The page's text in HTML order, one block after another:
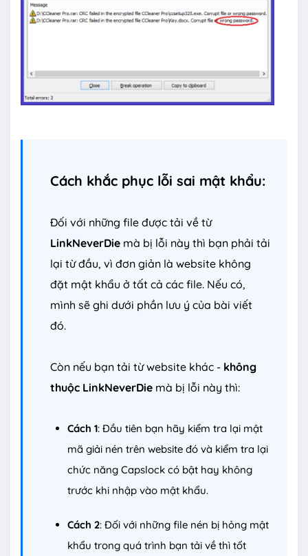
Cách khắc phục lỗi sai mật khẩu:
Đối với những file được tải về từ
LinkNeverDie mà bị lỗi này thì bạn phải tải
lại từ đầu, vì đơn giản là website không
đặt mật khẩu ở tất cả các file. Nếu có,
mình sẽ ghi dưới phần lưu ý của bài viết
đó.
Còn nếu bạn tải từ website khác - không
thuộc LinkNeverDie mà bị lỗi này thì:
Cách 1: Đầu tiên bạn hãy kiểm tra lại mật
mã giải nén trên website đó và kiểm tra lại
chức năng Capslock có bật hay không
trước khi nhập vào mật khẩu.
Cách 2: Đối với những file nén bị hỏng mật
khẩu trong quá trình bạn tải về thì tốt